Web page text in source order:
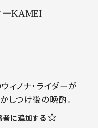
ーKAMEI
ィノナ・ライダーが
しつけ後の晩酌。
者に追加する